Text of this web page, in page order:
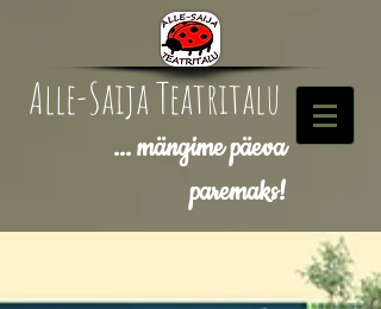
Alle-Saija Teatritalu
... mängime päeva
paremaks!